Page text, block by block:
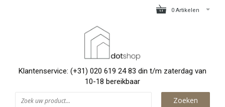
0 Artikelen
Klantenservice: (+31) 020 619 24 83 din t/m zaterdag van
10-18 bereikbaar
Zoeken